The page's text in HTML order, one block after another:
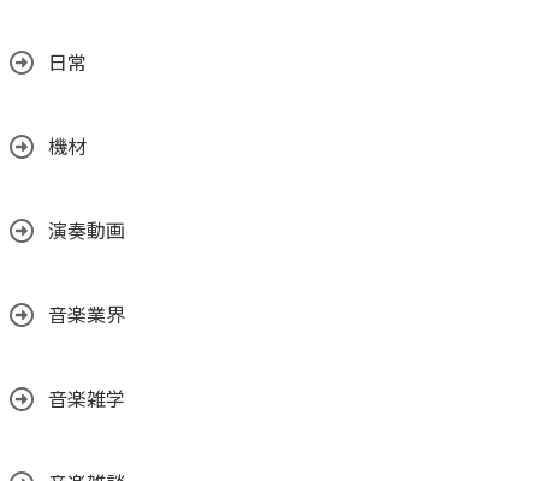
日常
機材
演奏動画
音楽業界
音楽雑学